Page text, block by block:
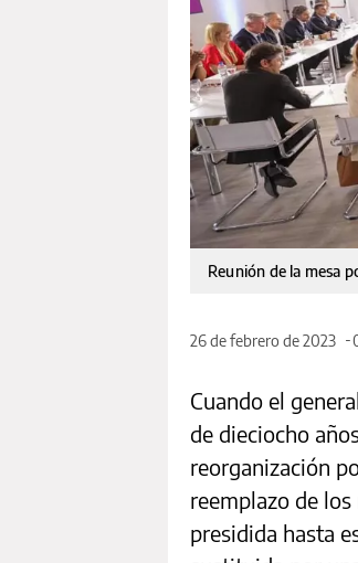
Reunión de la mesa
26 de febrero de 2023
Cuando el
de dieciocho
reorganización
reemplazo de
presidida hasta